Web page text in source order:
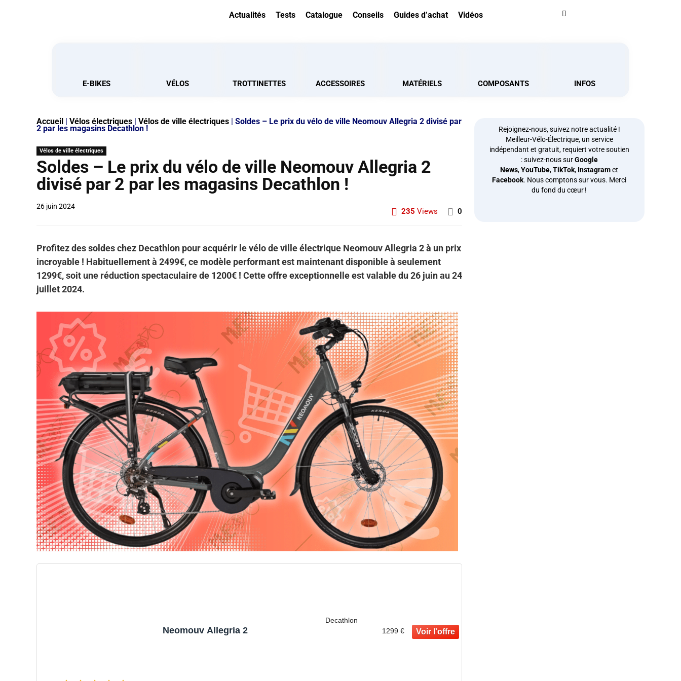
Actualités Tests Catalogue Conseils Guides d’achat Vidéos
E-BIKES VÉLOS TROTTINETTES ACCESSOIRES MATÉRIELS COMPOSANTS INFOS
Accueil | Vélos électriques | Vélos de ville électriques | Soldes – Le prix du vélo de ville Neomouv Allegria 2 divisé par
2 par les magasins Decathlon !
Vélos de ville électriques
Soldes – Le prix du vélo de ville Neomouv Allegria 2
divisé par 2 par les magasins Decathlon !
26 juin 2024
235 Views 0
Profitez des soldes chez Decathlon pour acquérir le vélo de ville électrique Neomouv Allegria 2 à un prix
incroyable ! Habituellement à 2499€, ce modèle performant est maintenant disponible à seulement
1299€, soit une réduction spectaculaire de 1200€ ! Cette offre exceptionnelle est valable du 26 juin au 24
juillet 2024.
Neomouv Allegria 2
Decathlon
1299 €
Rejoignez-nous, suivez notre actualité !
Meilleur-Vélo-Électrique, un service
indépendant et gratuit, requiert votre soutien
: suivez-nous surGoogle
News,YouTube,TikTok, Instagramet
Facebook. Nous comptons sur vous. Merci
du fond du cœur !